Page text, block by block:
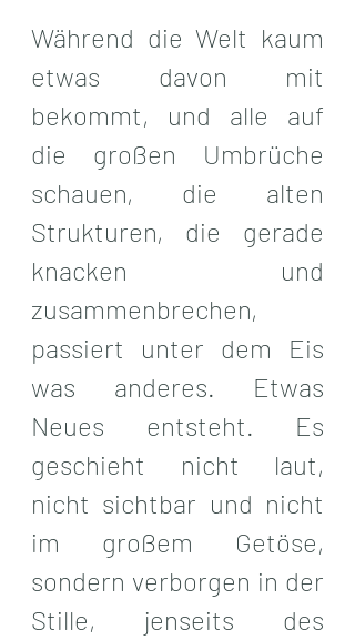
Während die Welt kaum
etwas davon mit
bekommt, und alle auf
die großen Umbrüche
schauen, die alten
Strukturen, die gerade
knacken und
zusammenbrechen,
passiert unter dem Eis
was anderes. Etwas
Neues entsteht. Es
geschieht nicht laut,
nicht sichtbar und nicht
im großem Getöse,
sondern verborgen in der
Stille, jenseits des